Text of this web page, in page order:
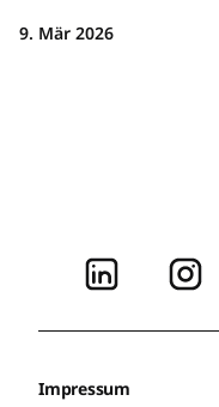
9. Mär 2026
Impressum